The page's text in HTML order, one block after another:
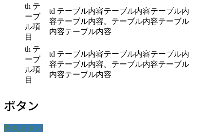
th テ
ーブ
ル項
目
td テーブル内容テーブル内容テーブル内
容テーブル内容。テーブル内容テーブル
内容テーブル内容
th テ
ーブ
ル項
目
td テーブル内容テーブル内容テーブル内
容テーブル内容。テーブル内容テーブル
内容テーブル内容
ボタン
角丸ボタン